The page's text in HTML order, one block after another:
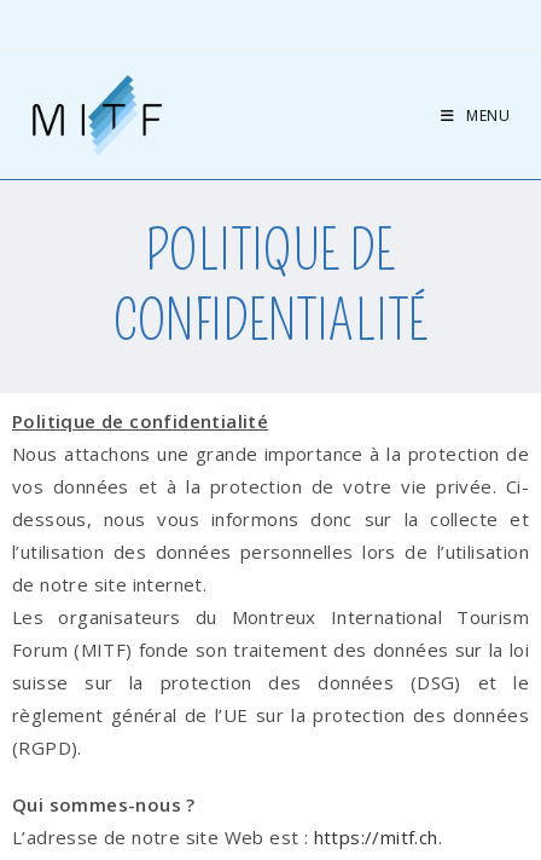
MENU
POLITIQUE DE
CONFIDENTIALITÉ
Politique de confidentialité
Nous attachons une grande importance à la protection de
vos données et à la protection de votre vie privée. Ci-
dessous, nous vous informons donc sur la collecte et
l’utilisation des données personnelles lors de l’utilisation
de notre site internet.
Les organisateurs du Montreux International Tourism
Forum (MITF) fonde son traitement des données sur la loi
suisse sur la protection des données (DSG) et le
règlement général de l’UE sur la protection des données
(RGPD).
Qui sommes-nous ?
L’adresse de notre site Web est : https://mitf.ch.